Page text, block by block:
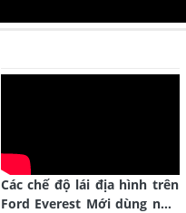
Các chế độ lái địa hình trên
Ford Everest Mới dùng như